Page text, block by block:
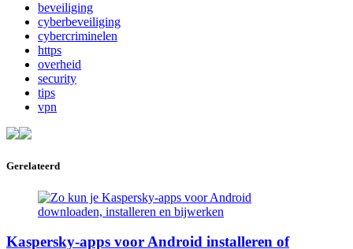
beveiliging
cyberbeveiliging
cybercriminelen
https
overheid
security
tips
vpn
Gerelateerd
Kaspersky-apps voor Android installeren of